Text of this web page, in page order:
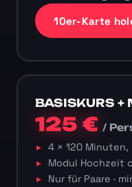
10er-Karte
BASISKURS +
125 €/
4 × 120
Modul Hochzeit
Nur für Paare ·